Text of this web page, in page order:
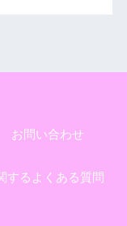
お問い合わせ
するよくある質問